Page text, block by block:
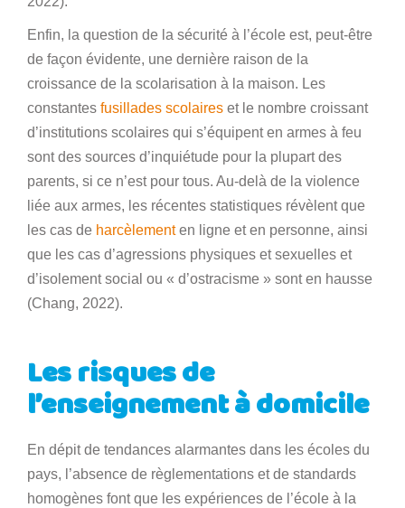
Enfin, la question de la sécurité à l’école est, peut-être
de façon évidente, une dernière raison de la
croissance de la scolarisation à la maison. Les
constantes fusillades scolaires et le nombre croissant
d’institutions scolaires qui s’équipent en armes à feu
sont des sources d’inquiétude pour la plupart des
parents, si ce n’est pour tous. Au-delà de la violence
liée aux armes, les récentes statistiques révèlent que
les cas de harcèlementen ligne et en personne, ainsi
que les cas d’agressions physiques et sexuelles et
d’isolement social ou « d’ostracisme » sont en hausse
(Chang, 2022).
Les risques de
l’enseignement à domicile
En dépit de tendances alarmantes dans les écoles du
pays, l’absence de règlementations et de standards
homogènes font que les expériences de l’école à la